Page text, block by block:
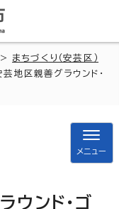
> まちづくり（安芸区）
地区親善グラウンド・
メニュー
ウンド・ゴ